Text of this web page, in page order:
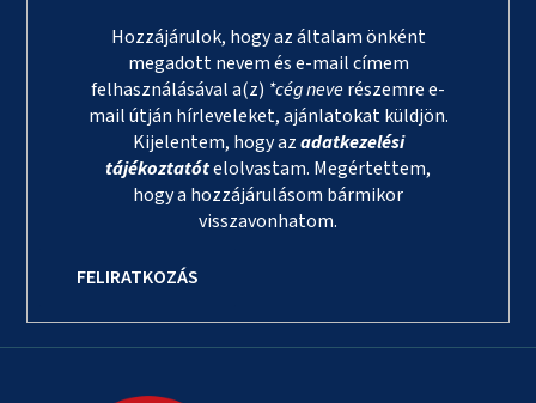
Hozzájárulok, hogy az általam önként
megadott nevem és e-mail címem
felhasználásával a(z) *cég neverészemre e-
mail útján hírleveleket, ajánlatokat küldjön.
Kijelentem, hogy azadatkezelési
tájékoztatótelolvastam. Megértettem,
hogy a hozzájárulásom bármikor
visszavonhatom.
FELIRATKOZÁS